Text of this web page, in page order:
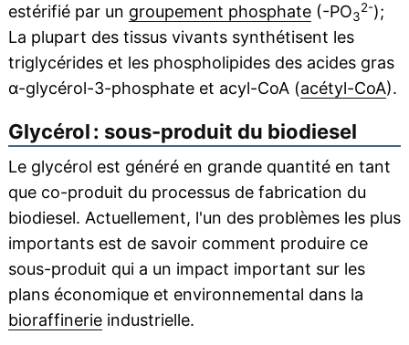
estérifié par un groupement phosphate(-PO3
2-);
La plupart des tissus vivants synthétisent les
triglycérides et les phospholipides des acides gras
α-glycérol-3-phosphate et acyl-CoA (acétyl-CoA).
Glycérol : sous-produit du biodiesel
Le glycérol est généré en grande quantité en tant
que co-produit du processus de fabrication du
biodiesel. Actuellement, l'un des problèmes les plus
importants est de savoir comment produire ce
sous-produit qui a un impact important sur les
plans économique et environnemental dans la
bioraffinerieindustrielle.